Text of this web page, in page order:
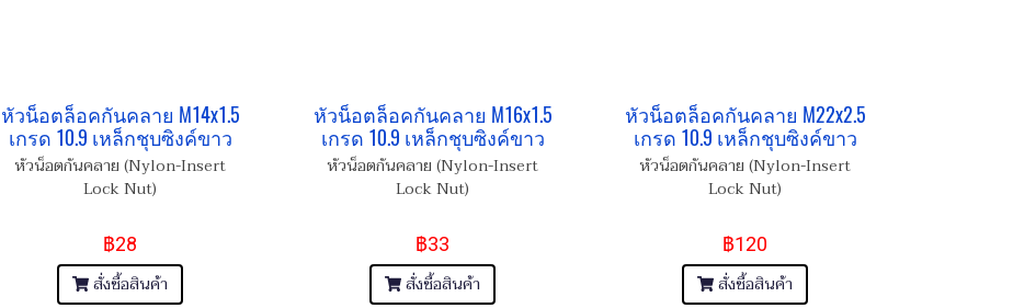
หัวน็อตล็อคกันคลาย M14x1.5
เกรด 10.9 เหล็กชุบซิงค์ขาว
หัวน็อตกันคลาย (Nylon-Insert
Lock Nut)
฿28
สั่งซื้อสินค้า
หัวน็อตล็อคกันคลาย M16x1.5
เกรด 10.9 เหล็กชุบซิงค์ขาว
หัวน็อตกันคลาย (Nylon-Insert
Lock Nut)
฿33
สั่งซื้อสินค้า
หัวน็อตล็อคกันคลาย M22x2.5
เกรด 10.9 เหล็กชุบซิงค์ขาว
หัวน็อตกันคลาย (Nylon-Insert
Lock Nut)
฿120
สั่งซื้อสินค้า